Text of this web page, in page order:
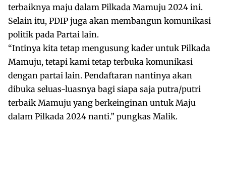
terbaiknya maju dalam Pilkada Mamuju 2024 ini.
Selain itu, PDIP juga akan membangun komunikasi
politik pada Partai lain.
“Intinya kita tetap mengusung kader untuk Pilkada
Mamuju, tetapi kami tetap terbuka komunikasi
dengan partai lain. Pendaftaran nantinya akan
dibuka seluas-luasnya bagi siapa saja putra/putri
terbaik Mamuju yang berkeinginan untuk Maju
dalam Pilkada 2024 nanti.” pungkas Malik.